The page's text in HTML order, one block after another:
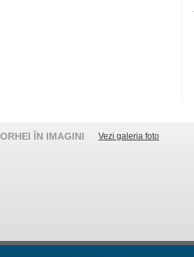
ORHEI ÎN IMAGINI Vezi galeria foto